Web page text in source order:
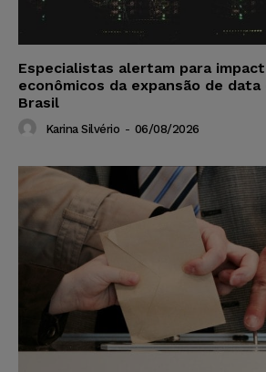
Especialistas alertam para
econômicos da expansão de
Brasil
Karina Silvério - 06/08/2026